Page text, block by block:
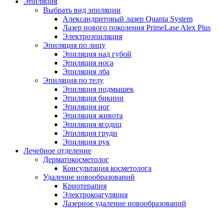
Выбрать вид эпиляции
Александритовый лазер Quanta System
Лазер нового поколения PrimeLase Alex Plus
Электроэпиляция
Эпиляция по лицу
Эпиляция над губой
Эпиляция носа
Эпиляция лба
Эпиляция по телу
Эпиляция подмышек
Эпиляция бикини
Эпиляция ног
Эпиляция живота
Эпиляция ягодиц
Эпиляция груди
Эпиляция рук
Лечебное отделение
Дерматокосметолог
Консультация косметолога
Удаление новообразований
Криотерапия
Электрокоагуляция
Лазерное удаление новообразований